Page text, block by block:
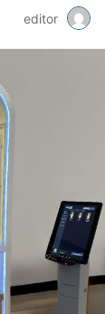
editor